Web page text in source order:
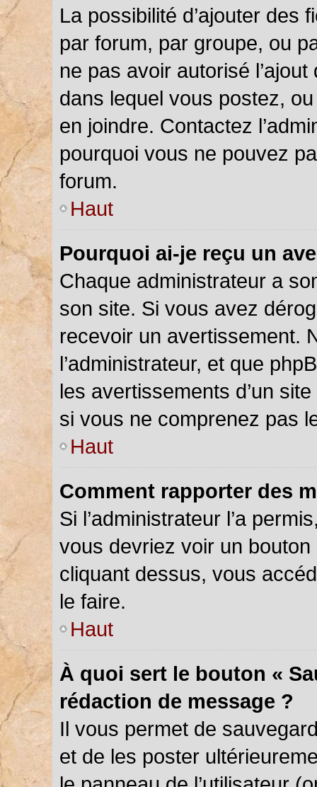
La possibilité d’ajouter des
par forum, par groupe, ou
ne pas avoir autorisé
dans lequel vous postez,
en joindre. Contactez
pourquoi vous ne pouvez
forum.
Haut
Pourquoi ai-je reçu un
Chaque administrateur a
son site. Si vous avez
recevoir un avertissement.
l’administrateur, et que
les avertissements d’un
si vous ne comprenez pas
Haut
Comment rapporter des
Si l’administrateur l’a
vous devriez voir un
cliquant dessus, vous
le faire.
Haut
À quoi sert le bouton «
rédaction de message ?
Il vous permet de
et de les poster